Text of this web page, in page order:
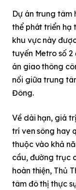
Dự án trung tâm
thể phát triển hạ
khu vực này
tuyến Metro số 2
án giao thông
nối giữa trung
Đông.
Về dài hạn, giá
trí ven sông hay
thuộc vào khả
cầu, đường trục
hoàn thiện, Thủ
tâm đô thị thực